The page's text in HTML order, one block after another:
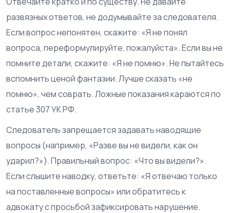
развязных ответов, не додумывайте за следователя.
Если вопрос непонятен, скажите: «Я не понял
вопроса, переформулируйте, пожалуйста». Если вы не
помните детали, скажите: «Я не помню». Не пытайтесь
вспомнить ценой фантазии. Лучше сказать «не
помню», чем соврать. Ложные показания караются по
статье 307 УК РФ.
Следователь запрещается задавать наводящие
вопросы (например, «Разве вы не видели, как он
ударил?»). Правильный вопрос: «Что вы видели?».
Если слышите наводку, ответьте: «Я отвечаю только
на поставленные вопросы» или обратитесь к
адвокату с просьбой зафиксировать нарушение.